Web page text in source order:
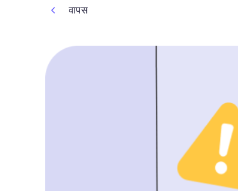
वापस